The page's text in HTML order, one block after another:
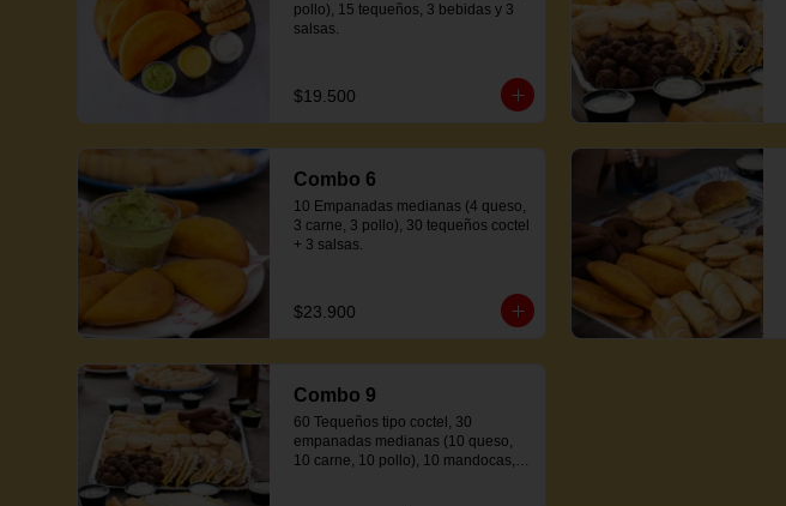
pollo), 15 tequeños, 3 bebidas y 3
salsas.
$19.500
Combo 6
10 Empanadas medianas (4 queso,
3 carne, 3 pollo), 30 tequeños coctel
+ 3 salsas.
$23.900
Combo 9
60 Tequeños tipo coctel, 30
empanadas medianas (10 queso,
10 carne, 10 pollo), 10 mandocas,